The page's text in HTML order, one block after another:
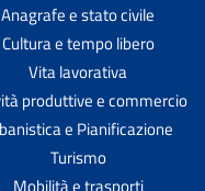
Anagrafe e stato civile
Cultura e tempo libero
Vita lavorativa
produttive e commercio
e Pianificazione
Turismo
Mobilità e trasporti